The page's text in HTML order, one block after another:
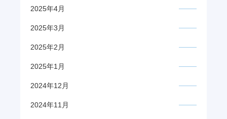
2025年4月
2025年3月
2025年2月
2025年1月
2024年12月
2024年11月